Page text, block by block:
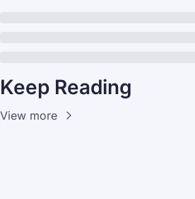
Keep Reading
View more